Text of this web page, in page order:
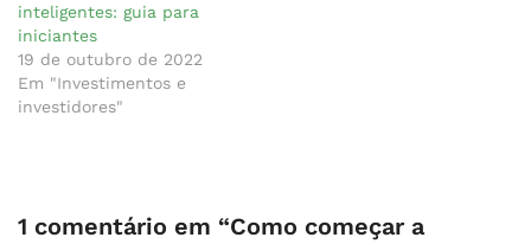
inteligentes: guia para
iniciantes
19 de outubro de 2022
Em "Investimentos e
investidores"
1 comentário em “Como começar a